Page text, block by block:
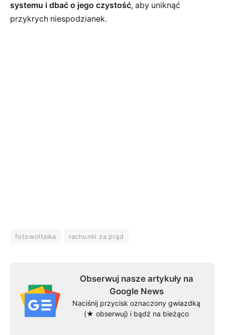
systemu i dbać o jego czystość, aby uniknąć
przykrych niespodzianek.
fotowoltaika rachunki za prąd
Obserwuj nasze artykuły na
Google News
Naciśnij przycisk oznaczony gwiazdką
(★ obserwuj) i bądź na bieżąco